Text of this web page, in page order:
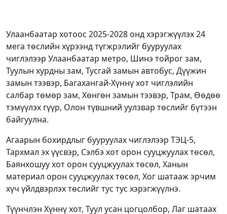
Улаанбаатар хотоос 2025-2028 онд хэрэгжүүлэх 24
мега төслийн хүрээнд түгжрэлийг бууруулах
чиглэлээр Улаанбаатар метро, Шинэ тойрог зам,
Туулын хурдны зам, Тусгай замын автобус, Дүүжин
замын тээвэр, Багахангай-Хүннү хот чиглэлийн
салбар төмөр зам, Хөнгөн замын тээвэр, Трам, Өөдөө
тэмүүлэх гүүр, Олон түвшний уулзвар төслийг бүтээн
байгуулна.
Агаарын бохирдлыг бууруулах чиглэлээр ТЭЦ-5,
Тархмал эх үүсвэр, Сэлбэ хот орон сууцжуулах төсөл,
Баянхошуу хот орон сууцжуулах төсөл, Ханын
материал орон сууцжуулах төсөл, Хог шатааж эрчим
хүч үйлдвэрлэх төслийг тус тус хэрэгжүүлнэ.
Түүнчлэн Хүннү хот, Туул усан цогцолбор, Лаг шатаах